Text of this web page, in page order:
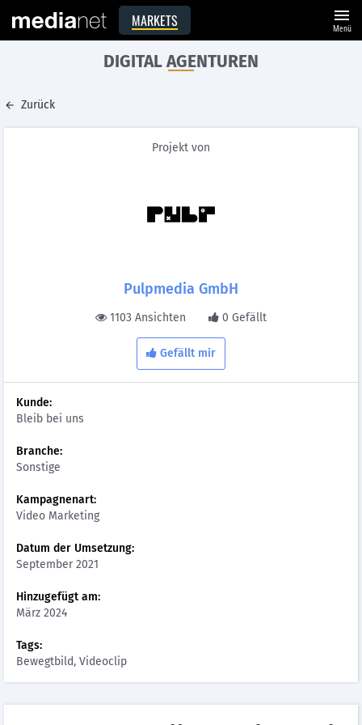
MARKETS menu
Menü
DIGITAL AGENTUREN
Zurück
Projekt von
Pulpmedia GmbH
1103 Ansichten 0 Gefällt
Gefällt mir
Kunde:
Bleib bei uns
Branche:
Sonstige
Kampagnenart:
Video Marketing
Datum der Umsetzung:
September 2021
Hinzugefügt am:
März 2024
Tags:
Bewegtbild, Videoclip